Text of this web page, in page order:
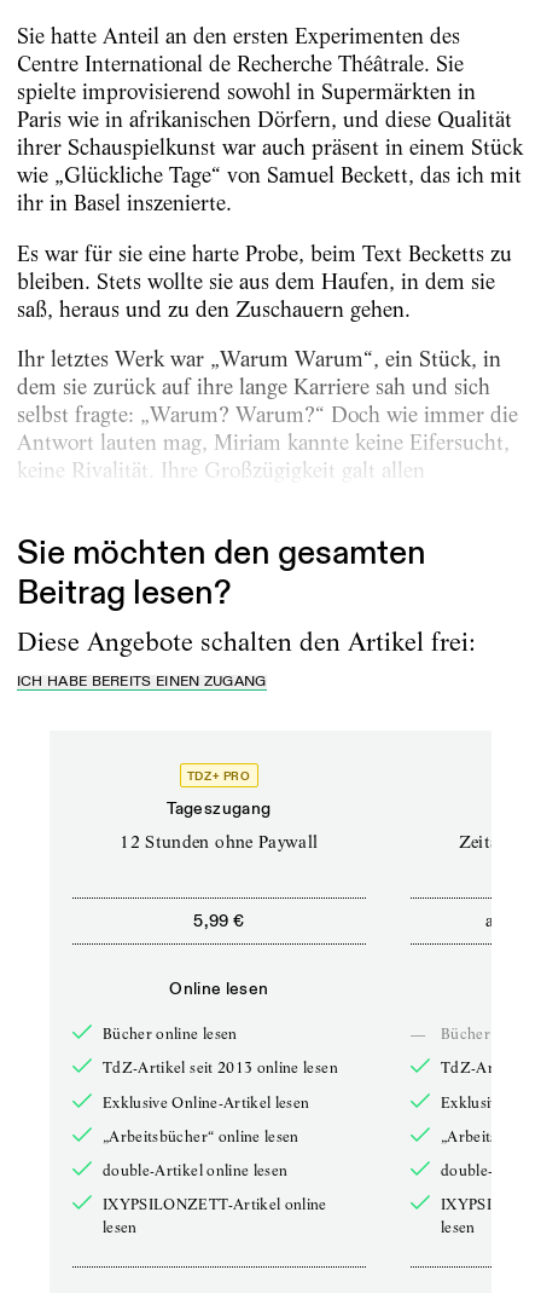
Sie hatte Anteil an den ersten Experimenten des
Centre International de Recherche Théâtrale. Sie
spielte improvisierend sowohl in Supermärkten in
Paris wie in afrikanischen Dörfern, und diese Qualität
ihrer Schauspielkunst war auch präsent in einem Stück
wie „Glückliche Tage“ von Samuel Beckett, das ich mit
ihr in Basel inszenierte.
Es war für sie eine harte Probe, beim Text Becketts zu
bleiben. Stets wollte sie aus dem Haufen, in dem sie
saß, heraus und zu den Zuschauern gehen.
Ihr letztes Werk war „Warum Warum“, ein Stück, in
dem sie zurück auf ihre lange Karriere sah und sich
selbst fragte: „Warum? Warum?“ Doch wie immer die
Antwort lauten mag, Miriam kannte keine Eifersucht,
keine Rivalität. Ihre Großzügigkeit galt allen
Sie möchten den gesamten
Beitrag lesen?
Diese Angebote schalten den Artikel frei:
ICH HABE BEREITS EINEN ZUGANG
TDZ+ PRO
Tageszugang
12 Stunden ohne Paywall
5,99 €
Online lesen
Bücher online lesen
TdZ-Artikel seit 2013 online lesen
Exklusive Online-Artikel lesen
„Arbeitsbücher“ online lesen
double-Artikel online lesen
IXYPSILONZETT-Artikel online
lesen
ab
—
Bücher online
TdZ-Artikel
Exklusive
double-
lesen